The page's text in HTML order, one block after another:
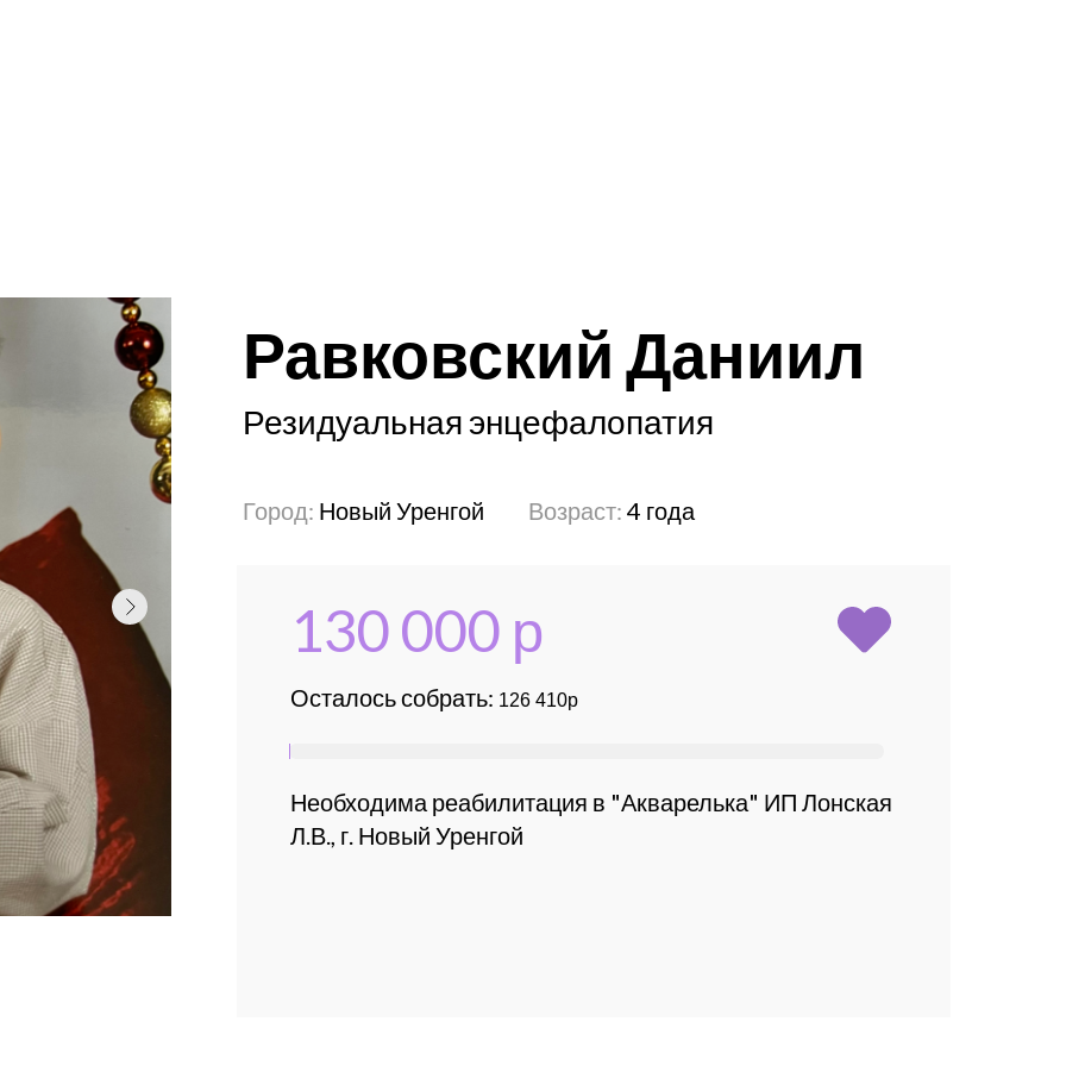
Равковский Даниил
Город: Новый Уренгой
Резидуальная энцефалопатия
Возраст: 4 года
Необходима реабилитация в "Акварелька" ИП Лонская
Л.В., г. Новый Уренгой
Осталось собрать:
130 000 р